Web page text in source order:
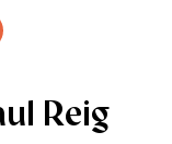
Reig